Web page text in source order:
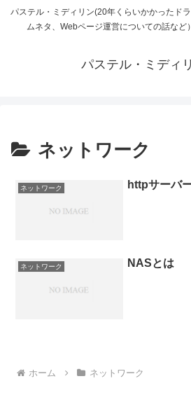
パステル・ミディリン(20年くらいかかったド
ムネタ、Webページ運営についての話など
パステル・ミディ
ネットワーク
ネットワーク httpサーバ
ネットワーク NASとは
ホーム ネットワーク